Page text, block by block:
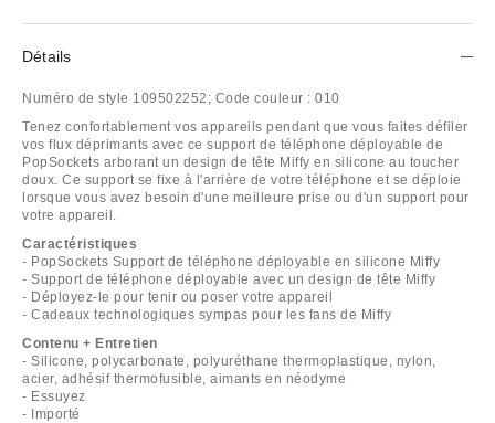
Détails
Numéro de style 109502252; Code couleur : 010
Tenez confortablement vos appareils pendant que vous faites défiler
vos flux déprimants avec ce support de téléphone déployable de
PopSockets arborant un design de tête Miffy en silicone au toucher
doux. Ce support se fixe à l'arrière de votre téléphone et se déploie
lorsque vous avez besoin d'une meilleure prise ou d'un support pour
votre appareil.
Caractéristiques
- PopSockets Support de téléphone déployable en silicone Miffy
- Support de téléphone déployable avec un design de tête Miffy
- Déployez-le pour tenir ou poser votre appareil
- Cadeaux technologiques sympas pour les fans de Miffy
Contenu + Entretien
- Silicone, polycarbonate, polyuréthane thermoplastique, nylon,
acier, adhésif thermofusible, aimants en néodyme
- Essuyez
- Importé